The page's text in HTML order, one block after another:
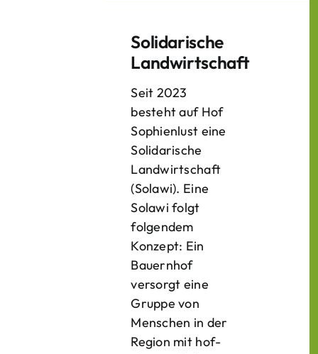
Solidarische
Landwirtschaft
Seit 2023
besteht auf Hof
Sophienlust eine
Solidarische
Landwirtschaft
(Solawi). Eine
Solawi folgt
folgendem
Konzept: Ein
Bauern­hof
versorgt eine
Gruppe von
Menschen in der
Region mit hof­